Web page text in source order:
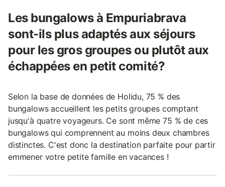
Les bungalows à Empuriabrava
sont-ils plus adaptés aux séjours
pour les gros groupes ou plutôt aux
échappées en petit comité?
Selon la base de données de Holidu, 75 % des
bungalows accueillent les petits groupes comptant
jusqu'à quatre voyageurs. Ce sont même 75 % de ces
bungalows qui comprennent au moins deux chambres
distinctes. C'est donc la destination parfaite pour partir
emmener votre petite famille en vacances !